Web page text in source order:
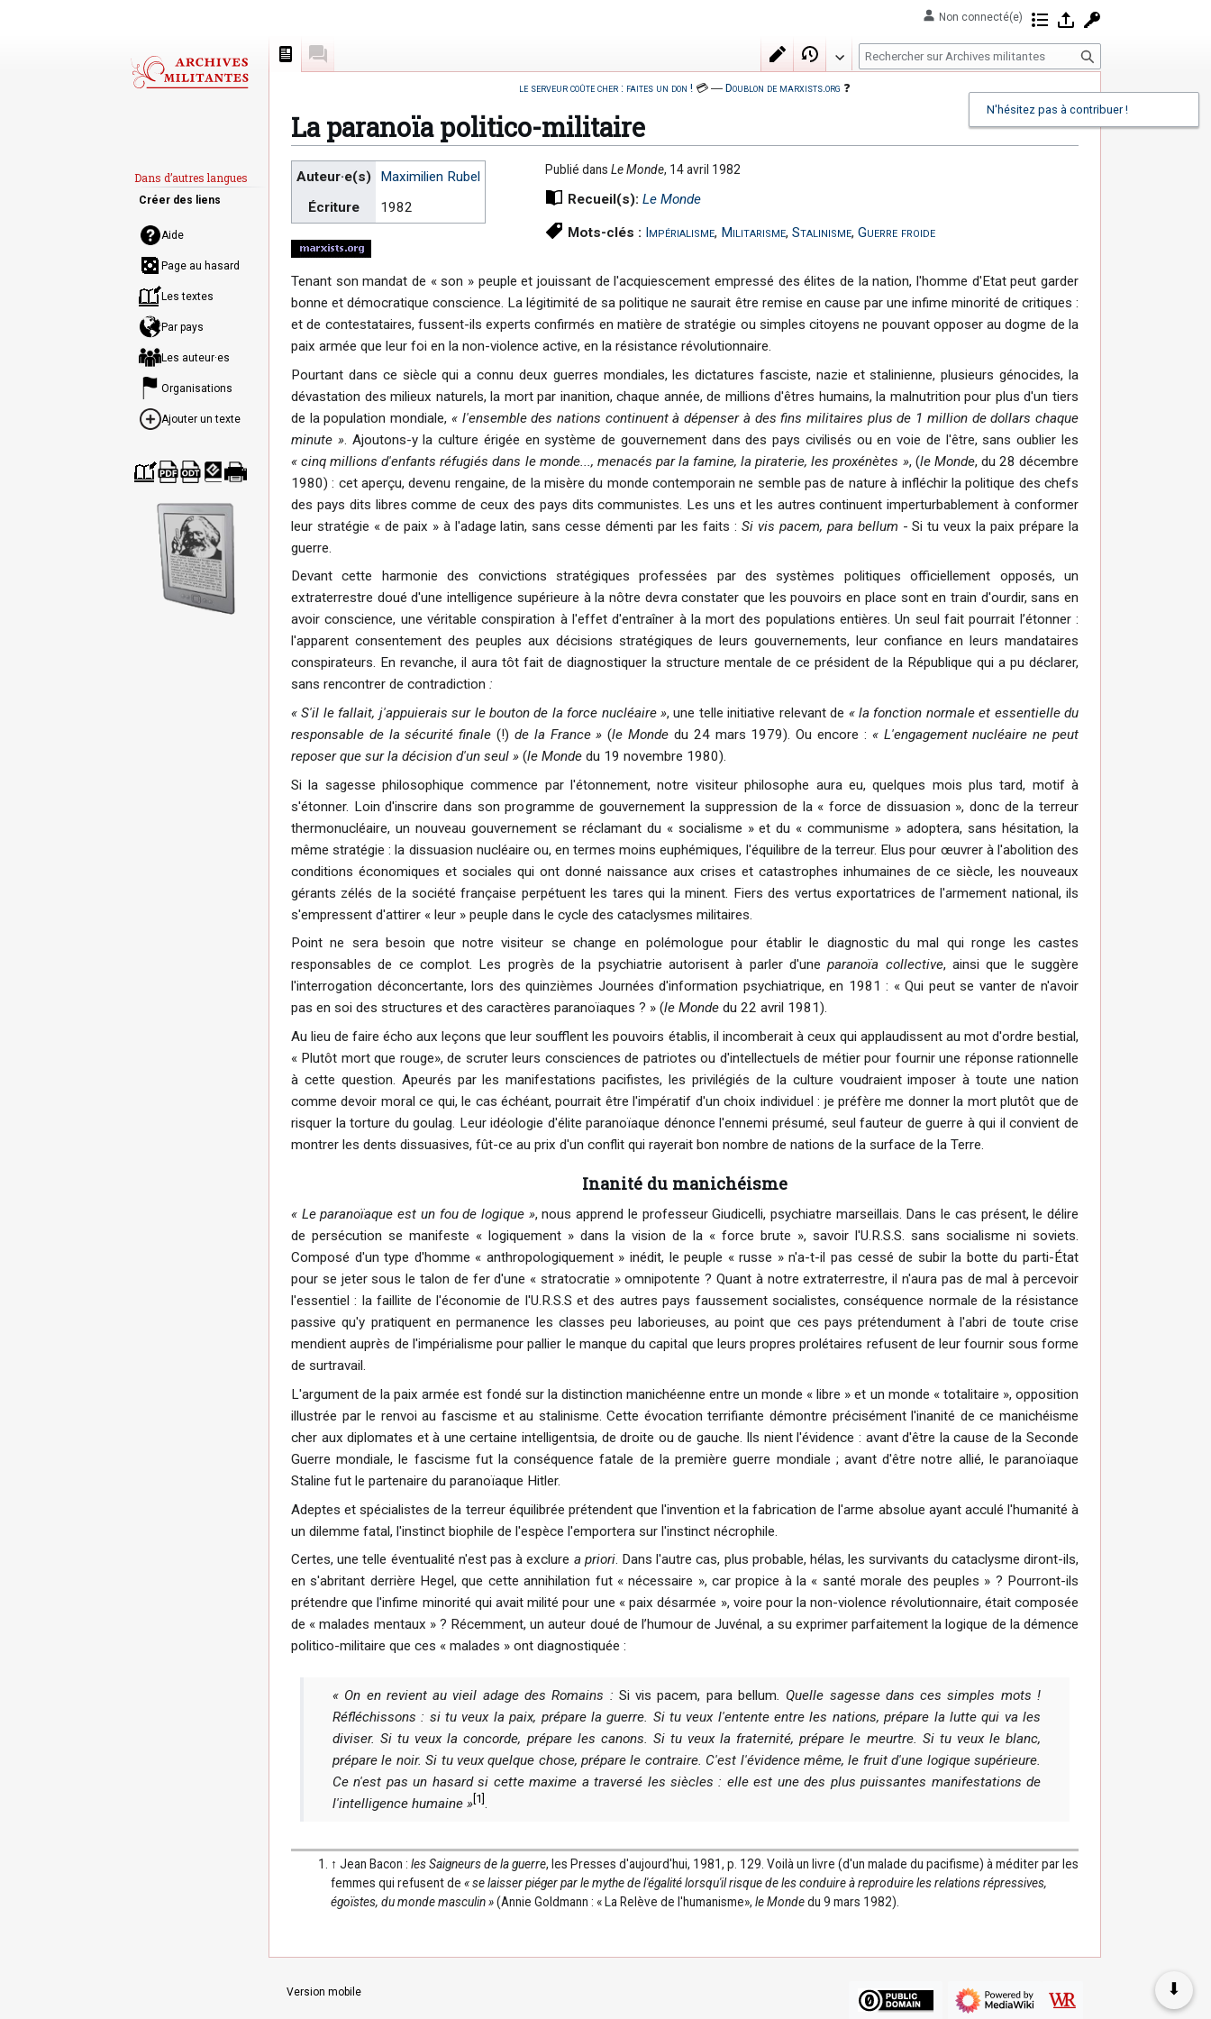
le serveur coûte cher : faites un don ! 💳 ― Doublon de marxists.org ❓
La paranoïa politico-militaire
Aller
Aller
Auteur·e(s)
Maximilien Rubel
Écriture
1982
Publié dansLe Monde, 14 avril 1982
Recueil(s):Le Monde
Mots-clés : Impérialisme, Militarisme,Stalinisme,Guerre froide
Tenant son mandat de « son » peuple et jouissant de l'acquiescement empressé des élites de la nation, l'homme d'Etat peut garder
bonne et démocratique conscience. La légitimité de sa politique ne saurait être remise en cause par une infime minorité de critiques :
et de contestataires, fussent-ils experts confirmés en matière de stratégie ou simples citoyens ne pouvant opposer au dogme de la
paix armée que leur foi en la non-violence active, en la résistance révolutionnaire.
Pourtant dans ce siècle qui a connu deux guerres mondiales, les dictatures fasciste, nazie et stalinienne, plusieurs génocides, la
dévastation des milieux naturels, la mort par inanition, chaque année, de millions d'êtres humains, la malnutrition pour plus d'un tiers
de la population mondiale, « l'ensemble des nations continuent à dépenser à des fins militaires plus de 1 million de dollars chaque
minute ». Ajoutons-y la culture érigée en système de gouvernement dans des pays civilisés ou en voie de l'être, sans oublier les
« cinq millions d'enfants réfugiés dans le monde..., menacés par la famine, la piraterie, les proxénètes », (le Monde, du 28 décembre
1980) : cet aperçu, devenu rengaine, de la misère du monde contemporain ne semble pas de nature à infléchir la politique des chefs
des pays dits libres comme de ceux des pays dits communistes. Les uns et les autres continuent imperturbablement à conformer
leur stratégie « de paix » à l'adage latin, sans cesse démenti par les faits : Si vis pacem, para bellum - Si tu veux la paix prépare la
guerre.
Devant cette harmonie des convictions stratégiques professées par des systèmes politiques officiellement opposés, un
extraterrestre doué d'une intelligence supérieure à la nôtre devra constater que les pouvoirs en place sont en train d'ourdir, sans en
avoir conscience, une véritable conspiration à l'effet d'entraîner à la mort des populations entières. Un seul fait pourrait l’étonner :
l'apparent consentement des peuples aux décisions stratégiques de leurs gouvernements, leur confiance en leurs mandataires
conspirateurs. En revanche, il aura tôt fait de diagnostiquer la structure mentale de ce président de la République qui a pu déclarer,
sans rencontrer de contradiction :
« S'il le fallait, j'appuierais sur le bouton de la force nucléaire », une telle initiative relevant de « la fonction normale et essentielle du
responsable de la sécurité finale (!) de la France » (le Monde du 24 mars 1979). Ou encore : « L'engagement nucléaire ne peut
reposer que sur la décision d'un seul » (le Monde du 19 novembre 1980).
Si la sagesse philosophique commence par l'étonnement, notre visiteur philosophe aura eu, quelques mois plus tard, motif à
s'étonner. Loin d'inscrire dans son programme de gouvernement la suppression de la « force de dissuasion », donc de la terreur
thermonucléaire, un nouveau gouvernement se réclamant du « socialisme » et du « communisme » adoptera, sans hésitation, la
même stratégie : la dissuasion nucléaire ou, en termes moins euphémiques, l'équilibre de la terreur. Elus pour œuvrer à l'abolition des
conditions économiques et sociales qui ont donné naissance aux crises et catastrophes inhumaines de ce siècle, les nouveaux
gérants zélés de la société française perpétuent les tares qui la minent. Fiers des vertus exportatrices de l'armement national, ils
s'empressent d'attirer « leur » peuple dans le cycle des cataclysmes militaires.
Point ne sera besoin que notre visiteur se change en polémologue pour établir le diagnostic du mal qui ronge les castes
responsables de ce complot. Les progrès de la psychiatrie autorisent à parler d'uneparanoïa collective, ainsi que le suggère
l'interrogation déconcertante, lors des quinzièmes Journées d'information psychiatrique, en 1981 : « Qui peut se vanter de n'avoir
pas en soi des structures et des caractères paranoïaques ? » (le Monde du 22 avril 1981).
Au lieu de faire écho aux leçons que leur soufflent les pouvoirs établis, il incomberait à ceux qui applaudissent au mot d'ordre bestial,
« Plutôt mort que rouge», de scruter leurs consciences de patriotes ou d'intellectuels de métier pour fournir une réponse rationnelle
à cette question. Apeurés par les manifestations pacifistes, les privilégiés de la culture voudraient imposer à toute une nation
comme devoir moral ce qui, le cas échéant, pourrait être l'impératif d'un choix individuel : je préfère me donner la mort plutôt que de
risquer la torture du goulag. Leur idéologie d'élite paranoïaque dénonce l'ennemi présumé, seul fauteur de guerre à qui il convient de
montrer les dents dissuasives, fût-ce au prix d'un conflit qui rayerait bon nombre de nations de la surface de la Terre.
Inanité du manichéisme
« Le paranoïaque est un fou de logique », nous apprend le professeur Giudicelli, psychiatre marseillais. Dans le cas présent, le délire
de persécution se manifeste « logiquement » dans la vision de la « force brute », savoir l'U.R.S.S. sans socialisme ni soviets.
Composé d'un type d'homme « anthropologiquement » inédit, le peuple « russe » n'a-t-il pas cessé de subir la botte du parti-État
pour se jeter sous le talon de fer d'une « stratocratie » omnipotente ? Quant à notre extraterrestre, il n'aura pas de mal à percevoir
l'essentiel : la faillite de l'économie de l'U.R.S.S et des autres pays faussement socialistes, conséquence normale de la résistance
passive qu'y pratiquent en permanence les classes peu laborieuses, au point que ces pays prétendument à l'abri de toute crise
mendient auprès de l'impérialisme pour pallier le manque du capital que leurs propres prolétaires refusent de leur fournir sous forme
de surtravail.
L'argument de la paix armée est fondé sur la distinction manichéenne entre un monde « libre » et un monde « totalitaire », opposition
illustrée par le renvoi au fascisme et au stalinisme. Cette évocation terrifiante démontre précisément l'inanité de ce manichéisme
cher aux diplomates et à une certaine intelligentsia, de droite ou de gauche. Ils nient l'évidence : avant d'être la cause de la Seconde
Guerre mondiale, le fascisme fut la conséquence fatale de la première guerre mondiale ; avant d'être notre allié, le paranoïaque
Staline fut le partenaire du paranoïaque Hitler.
Adeptes et spécialistes de la terreur équilibrée prétendent que l'invention et la fabrication de l'arme absolue ayant acculé l'humanité à
un dilemme fatal, l'instinct biophile de l'espèce l'emportera sur l'instinct nécrophile.
Certes, une telle éventualité n'est pas à exclure a priori. Dans l'autre cas, plus probable, hélas, les survivants du cataclysme diront-ils,
en s'abritant derrière Hegel, que cette annihilation fut « nécessaire », car propice à la « santé morale des peuples » ? Pourront-ils
prétendre que l'infime minorité qui avait milité pour une « paix désarmée », voire pour la non-violence révolutionnaire, était composée
de « malades mentaux » ? Récemment, un auteur doué de l’humour de Juvénal, a su exprimer parfaitement la logique de la démence
politico-militaire que ces « malades » ont diagnostiquée :
« On en revient au vieil adage des Romains : Si vis pacem, para bellum. Quelle sagesse dans ces simples mots !
Réfléchissons : si tu veux la paix, prépare la guerre. Si tu veux l'entente entre les nations, prépare la lutte qui va les
diviser. Si tu veux la concorde, prépare les canons. Si tu veux la fraternité, prépare le meurtre. Si tu veux le blanc,
prépare le noir. Si tu veux quelque chose, prépare le contraire. C'est l'évidence même, le fruit d'une logique supérieure.
Ce n'est pas un hasard si cette maxime a traversé les siècles : elle est une des plus puissantes manifestations de
l'intelligence humaine » 1 .
↑ Jean Bacon : les Saigneurs de la guerre, les Presses d'aujourd'hui, 1981, p. 129. Voilà un livre (d'un malade du pacifisme) à méditer par les
femmes qui refusent de « se laisser piéger par le mythe de l'égalité lorsqu'il risque de les conduire à reproduire les relations répressives,
égoïstes, du monde masculin »(Annie Goldmann : « La Relève de l'humanisme», le Mondedu 9 mars 1982).
Non connecté(e) Contributions
Se connecter
Page ModifierHistorique
R
e
e
e
Aide
Page au hasard
Les textes
Par pays
Les auteur·es
Organisations
Ajouter un texte
char
ger
com
me
PDF
char
ger
com
me
ODT
char
ger
com
me
EPU
B
sion
impr
ima
Dans d’autres langues
Créer des liens
Version mobile ⬇
N'hésitez pas à contribuer !